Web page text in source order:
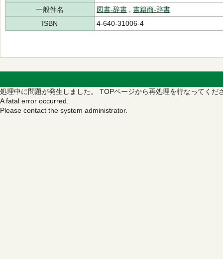
一般件名
図書‐辞書
書籍商‐辞書
ISBN
4-640-31006-4
処理中に問題が発生しました。 TOPページから再処理を行なってくだ
A fatal error occurred.
Please contact the system administrator.